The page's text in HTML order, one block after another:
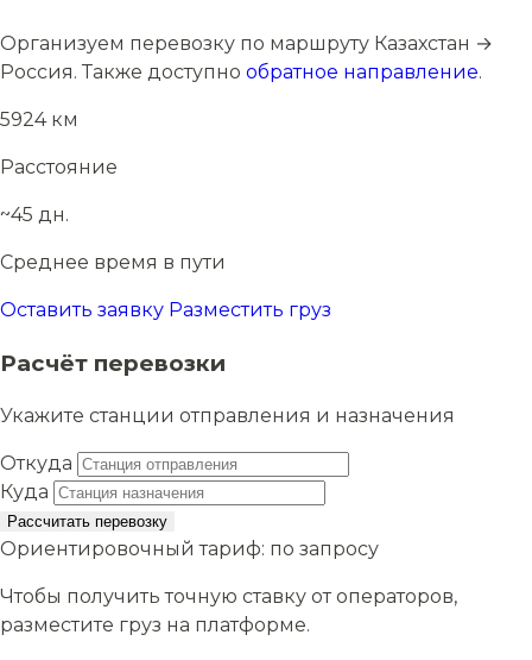
Организуем перевозку по маршруту Казахстан →
Россия. Также доступно обратное направление.
5924 км
Расстояние
~45 дн.
Среднее время в пути
Оставить заявку Разместить груз
Расчёт перевозки
Укажите станции отправления и назначения
Откуда
Куда
Рассчитать перевозку
Ориентировочный тариф: по запросу
Чтобы получить точную ставку от операторов,
разместите груз на платформе.